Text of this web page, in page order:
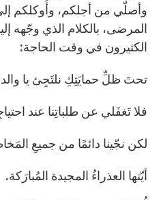
وأصلّي من أجلكم، وأُوكلكم
المرضى، بالكلام الذي وجّهه
الكثيرون في وقت الحاجة:
تحتَ ظلِّ حمايَتِكِ نلتَجِئ يا
فلا تَغفَلي عن طلباتِنا عند
لكن نجّينا دائمًا من جميعِ
أيّتها العذراءُ المجيدة المُبارَكة.